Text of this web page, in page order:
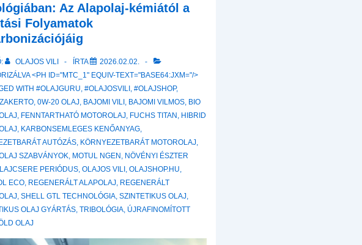
Az Alapolaj-kémiától a
Folyamatok
OLAJOS VILI ÍRTA
2026.02.02.
<PH ID="MTC_1" EQUIV-TEXT="BASE64:JXM="/>
WITH#OLAJGURU,#OLAJOSVILI ,#OLAJSHOP,
,0W-20 OLAJ, BAJOMI VILI , BAJOMI VILMOS, BIO
, FENNTARTHATÓ MOTOROLAJ, FUCHS TITAN , HIBRID
, KARBONSEMLEGES KENŐANYAG,
AUTÓZÁS, KÖRNYEZETBARÁT MOTOROLAJ,
SZABVÁNYOK, MOTUL NGEN , NÖVÉNYI ÉSZTER
PERIÓDUS,OLAJOS VILI ,OLAJSHOP.HU,
ECO, REGENERÁLT ALAPOLAJ, REGENERÁLT
,SHELL GTL TECHNOLÓGIA,SZINTETIKUS OLAJ,
OLAJ GYÁRTÁS,TRIBOLÓGIA, ÚJRAFINOMÍTOTT
OLAJ